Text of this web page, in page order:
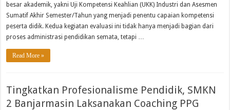
besar akademik, yakni Uji Kompetensi Keahlian (UKK) Industri dan Asesmen
Sumatif Akhir Semester/Tahun yang menjadi penentu capaian kompetensi
peserta didik. Kedua kegiatan evaluasi ini tidak hanya menjadi bagian dari
proses administrasi pendidikan semata, tetapi …
Read More »
Tingkatkan Profesionalisme Pendidik, SMKN
2 Banjarmasin Laksanakan Coaching PPG